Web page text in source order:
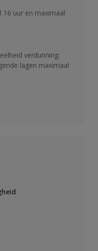
16 uur en maximaal
verdunning:
lagen maximaal